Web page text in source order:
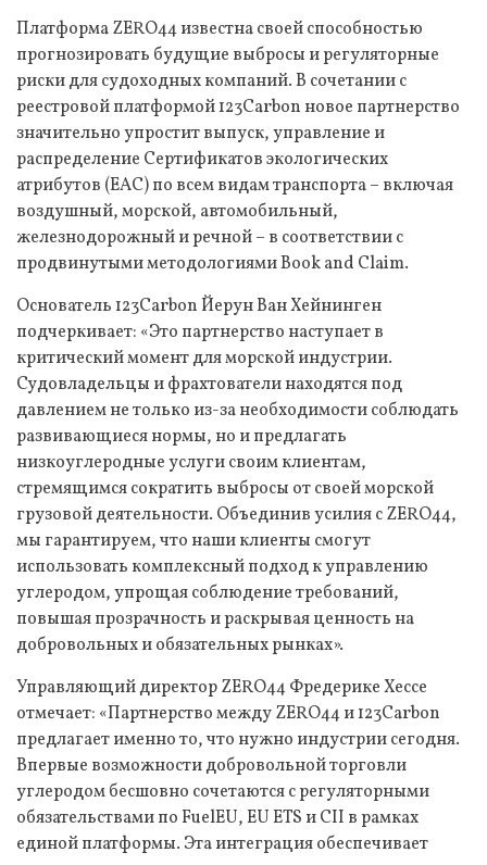
Платформа ZERO44 известна своей способностью
прогнозировать будущие выбросы и регуляторные
риски для судоходных компаний. В сочетании с
реестровой платформой 123Carbon новое партнерство
значительно упростит выпуск, управление и
распределение Сертификатов экологических
атрибутов (EAC) по всем видам транспорта – включая
воздушный, морской, автомобильный,
железнодорожный и речной – в соответствии с
продвинутыми методологиями Book and Claim.
Основатель 123Carbon Йерун Ван Хейнинген
подчеркивает: «Это партнерство наступает в
критический момент для морской индустрии.
Судовладельцы и фрахтователи находятся под
давлением не только из-за необходимости соблюдать
развивающиеся нормы, но и предлагать
низкоуглеродные услуги своим клиентам,
стремящимся сократить выбросы от своей морской
грузовой деятельности. Объединив усилия с ZERO44,
мы гарантируем, что наши клиенты смогут
использовать комплексный подход к управлению
углеродом, упрощая соблюдение требований,
повышая прозрачность и раскрывая ценность на
добровольных и обязательных рынках».
Управляющий директор ZERO44 Фредерике Хессе
отмечает: «Партнерство между ZERO44 и 123Carbon
предлагает именно то, что нужно индустрии сегодня.
Впервые возможности добровольной торговли
углеродом бесшовно сочетаются с регуляторными
обязательствами по FuelEU, EU ETS и CII в рамках
единой платформы. Эта интеграция обеспечивает